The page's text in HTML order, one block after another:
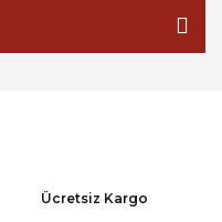
Ücretsiz Kargo